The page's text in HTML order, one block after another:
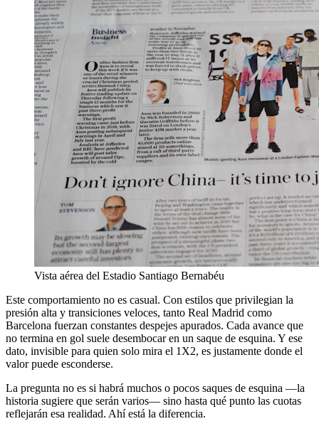
Vista aérea del Estadio Santiago Bernabéu
Este comportamiento no es casual. Con estilos que privilegian la
presión alta y transiciones veloces, tanto Real Madrid como
Barcelona fuerzan constantes despejes apurados. Cada avance que
no termina en gol suele desembocar en un saque de esquina. Y ese
dato, invisible para quien solo mira el 1X2, es justamente donde el
valor puede esconderse.
La pregunta no es si habrá muchos o pocos saques de esquina —la
historia sugiere que serán varios— sino hasta qué punto las cuotas
reflejarán esa realidad. Ahí está la diferencia.